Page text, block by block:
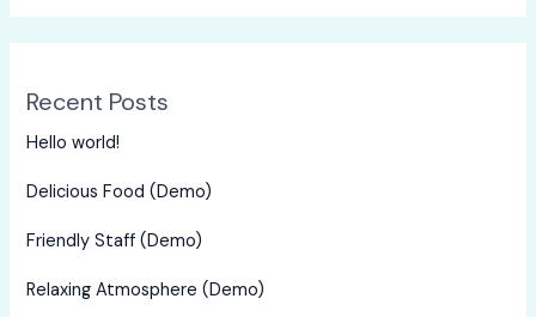
Recent Posts
Hello world!
Delicious Food (Demo)
Friendly Staff (Demo)
Relaxing Atmosphere (Demo)